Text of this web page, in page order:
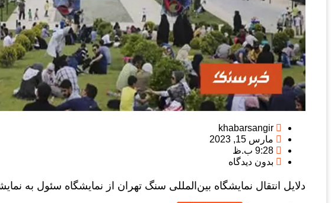
khabarsangir
مارس 15, 2023
9:28 ب.ظ
بدون دیدگاه
دلایل انتقال نمایشگاه بین‌المللی سنگ تهران از نمایشگاه سئول به